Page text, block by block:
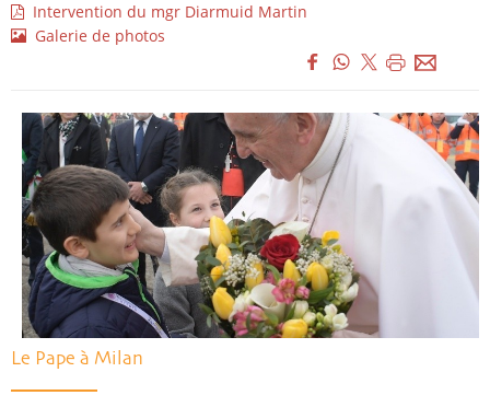
Intervention du mgr Diarmuid Martin
Galerie de photos
Le Pape à Milan